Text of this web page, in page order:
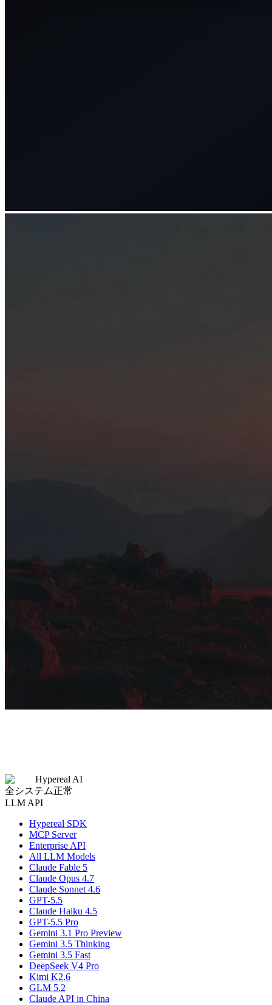
Hypereal AI
全システム正常
LLM API
Hypereal SDK
MCP Server
Enterprise API
All LLM Models
Claude Fable 5
Claude Opus 4.7
Claude Sonnet 4.6
GPT-5.5
Claude Haiku 4.5
GPT-5.5 Pro
Gemini 3.1 Pro Preview
Gemini 3.5 Thinking
Gemini 3.5 Fast
DeepSeek V4 Pro
Kimi K2.6
GLM 5.2
Claude API in China